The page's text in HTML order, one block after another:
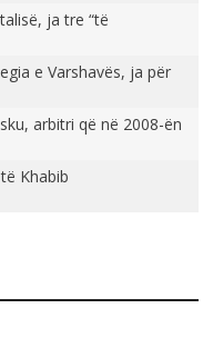
ja tre “të
e Varshavës, ja për
arbitri që në 2008-ën
Khabib